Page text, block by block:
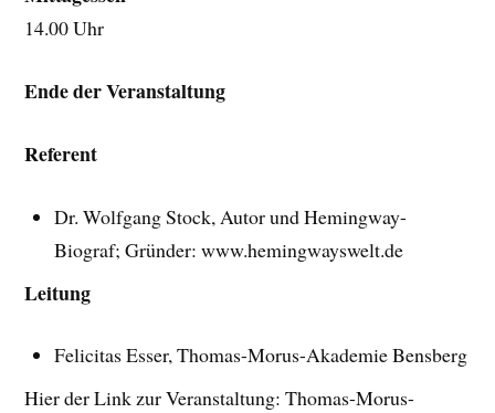
14.00 Uhr
Ende der Veranstaltung
Referent
Dr. Wolfgang Stock, Autor und Hemingway-
Biograf; Gründer: www.hemingwayswelt.de
Leitung
Felicitas Esser, Thomas-Morus-Akademie Bensberg
Hier der Link zur Veranstaltung: Thomas-Morus-